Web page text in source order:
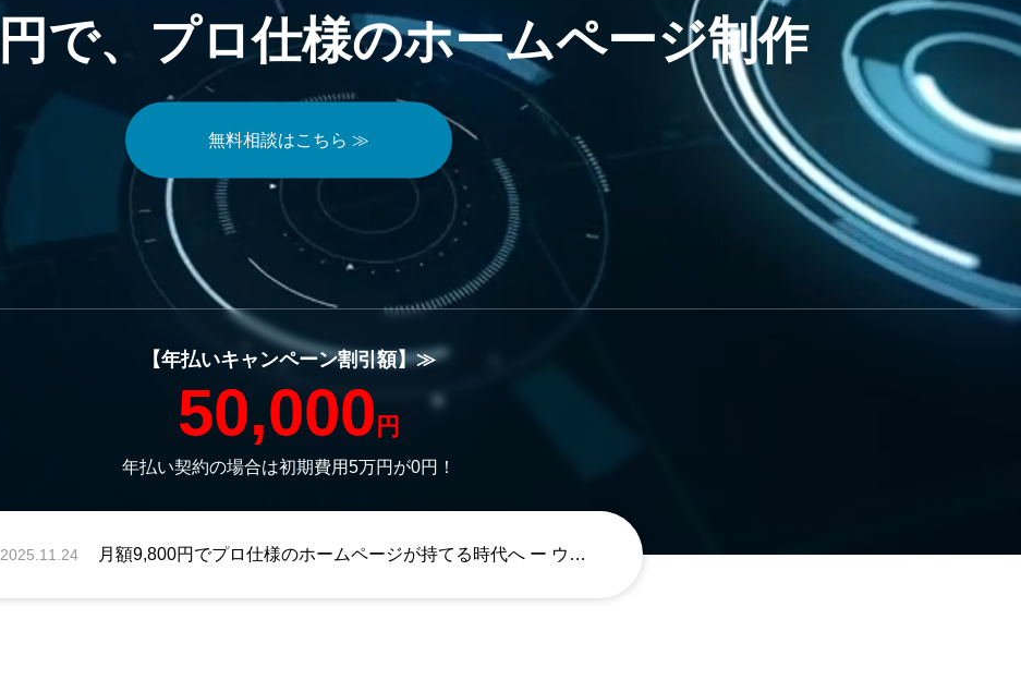
円で、 プロ仕様のホームページ制作
無料相談はこちら ≫
【年払いキャンペーン割引額】≫
50,000 円
年払い契約の場合は初期費用5万円が0円！
2025.11.24 月額9,800円でプロ仕様のホームページが持てる時代へ ー ウェブコミ